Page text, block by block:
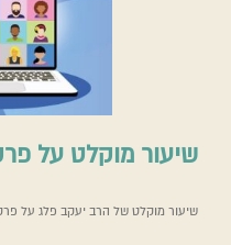
שיעור מוקלט על
שיעור מוקלט של הרב יעקב פלג על